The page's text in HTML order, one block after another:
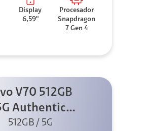
Display
6,59"
Procesador
Snapdragon
7 Gen 4
V70 512GB
Authentic
Black
512GB / 5G